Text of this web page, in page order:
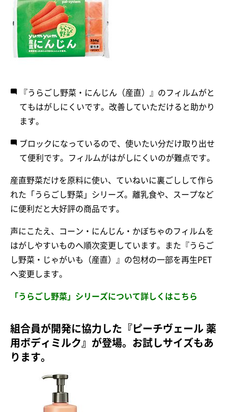
『うらごし野菜・にんじん（産直）』のフィルムがと
てもはがしにくいです。改善していただけると助かり
ます。
ブロックになっているので、使いたい分だけ取り出せ
て便利です。フィルムがはがしにくいのが難点です。
産直野菜だけを原料に使い、ていねいに裏ごしして作ら
れた「うらごし野菜」シリーズ。離乳食や、スープなど
に便利だと大好評の商品です。
声にこたえ、コーン・にんじん・かぼちゃのフィルムを
はがしやすいものへ順次変更しています。また『うらご
し野菜・じゃがいも（産直）』の包材の一部を再生PET
へ変更します。
「うらごし野菜」シリーズについて詳しくはこちら
組合員が開発に協力した『ピーチヴェール 薬
用ボディミルク』が登場。お試しサイズもあ
ります。